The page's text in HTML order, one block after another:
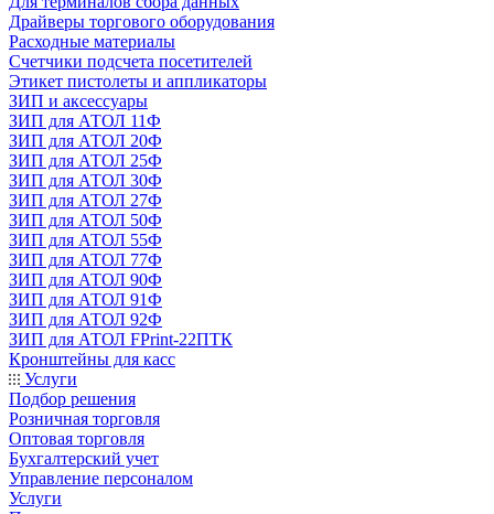
Драйверы торгового оборудования
Расходные материалы
Счетчики подсчета посетителей
Этикет пистолеты и аппликаторы
ЗИП и аксессуары
ЗИП для АТОЛ 11Ф
ЗИП для АТОЛ 20Ф
ЗИП для АТОЛ 25Ф
ЗИП для АТОЛ 30Ф
ЗИП для АТОЛ 27Ф
ЗИП для АТОЛ 50Ф
ЗИП для АТОЛ 55Ф
ЗИП для АТОЛ 77Ф
ЗИП для АТОЛ 90Ф
ЗИП для АТОЛ 91Ф
ЗИП для АТОЛ 92Ф
ЗИП для АТОЛ FPrint-22ПТК
Кронштейны для касс
Услуги
Подбор решения
Розничная торговля
Оптовая торговля
Бухгалтерский учет
Управление персоналом
Услуги